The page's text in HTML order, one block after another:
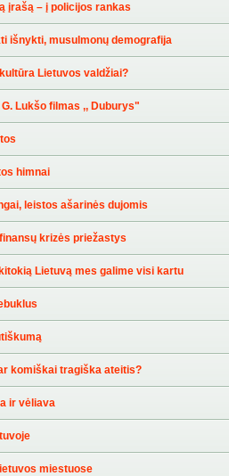
įrašą – į policijos rankas
išnykti, musulmonų demografija
Lietuvos valdžiai?
Lukšo filmas ,, Duburys"
himnai
leistos ašarinės dujomis
krizės priežastys
Lietuvą mes galime visi kartu
komiškai tragiška ateitis?
ir vėliava
miestuose